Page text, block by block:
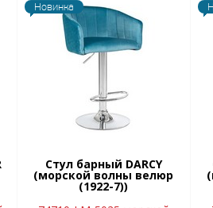
Новинка
Стул барный DARCY
(морской волны велюр
(1922-7))